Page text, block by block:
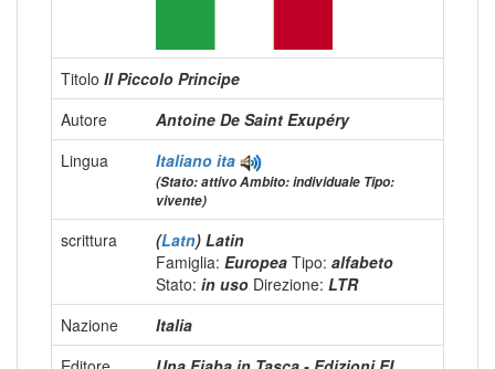
Titolo Il Piccolo Principe
Autore
Antoine De Saint Exupéry
Lingua
Italiano ita
(Stato: attivo Ambito: individuale Tipo:
vivente)
scrittura (Latn) Latin
Famiglia: Europea Tipo: alfabeto
Stato: in uso Direzione: LTR
Nazione
Italia